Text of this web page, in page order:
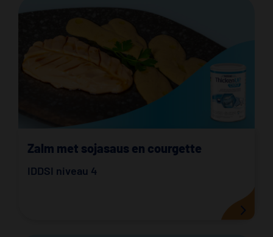
Zalm met sojasaus en courgette
IDDSI niveau 4